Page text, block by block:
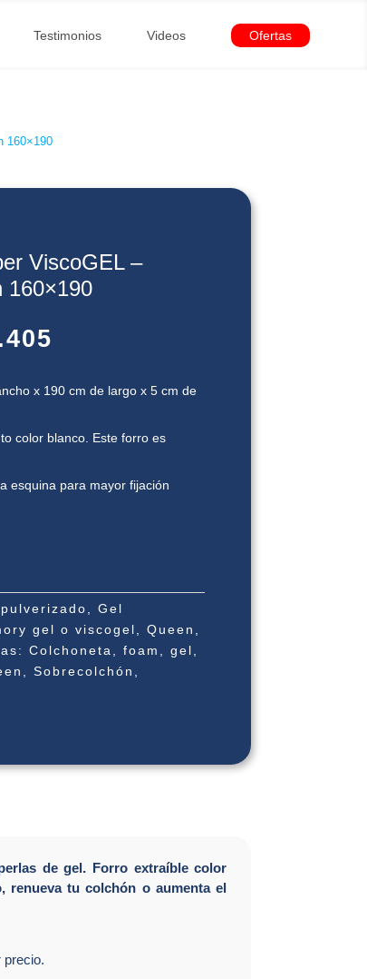
Testimonios Videos Ofertas
160×190
ViscoGEL –
160×190
x 190 cm de largo x 5 cm de
color blanco. Este forro es
esquina para mayor fijación
,Gel
gel o viscogel,Queen ,
Colchoneta,foam ,gel,
,Sobrecolchón ,
de gel. Forro extraíble color
renueva tu colchón o aumenta el
precio.